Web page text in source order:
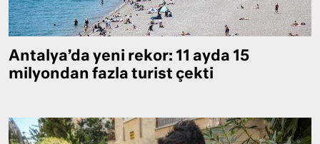
Antalya’da yeni rekor: 11 ayda 15
milyondan fazla turist çekti